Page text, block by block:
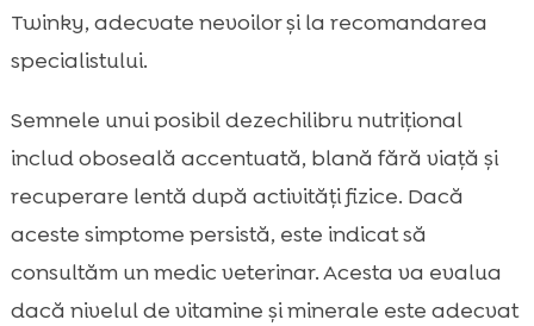
Twinky, adecvate nevoilor și la recomandarea
specialistului.
Semnele unui posibil dezechilibru nutrițional
includ oboseală accentuată, blană fără viață și
recuperare lentă după activități fizice. Dacă
aceste simptome persistă, este indicat să
consultăm un medic veterinar. Acesta va evalua
dacă nivelul de vitamine și minerale este adecvat